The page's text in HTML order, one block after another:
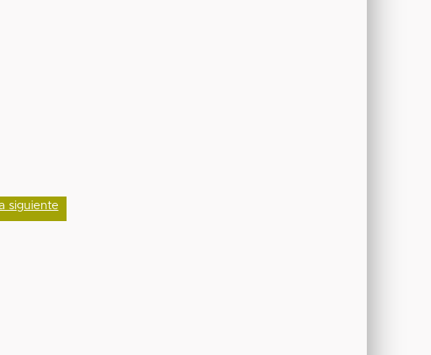
siguiente